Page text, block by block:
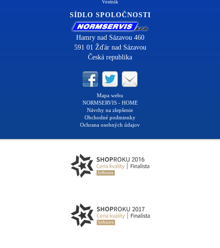
Vestník
SÍDLO SPOLOČNOSTI
Hamry nad Sázavou 460
591 01 Žďár nad Sázavou
Česká republika
Mapa webu
NORMSERVIS - HOME
Návrhy na zlepšenie
Obchodné podmienky
Ochrana osobných údajov